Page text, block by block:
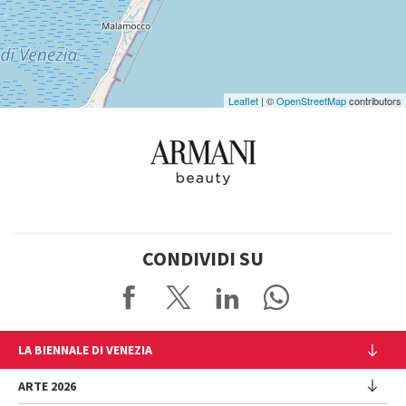
Leaflet | ©OpenStreetMapcontributors
CONDIVIDI SU
LA BIENNALE DI VENEZIA
L'Istituzione
ARTE 2026